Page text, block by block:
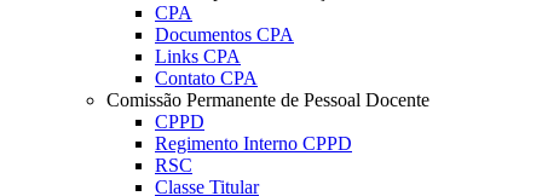
CPA
Documentos CPA
Links CPA
Contato CPA
Comissão Permanente de Pessoal Docente
CPPD
Regimento Interno CPPD
RSC
Classe Titular